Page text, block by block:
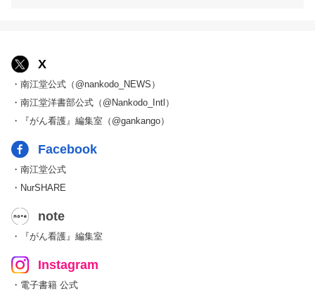
X
・南江堂公式（@nankodo_NEWS）
・南江堂洋書部公式（@Nankodo_Intl）
・『がん看護』編集室（@gankango）
Facebook
・南江堂公式
・NurSHARE
note
・『がん看護』編集室
Instagram
・電子書籍 公式